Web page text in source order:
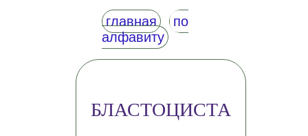
главная
по
алфавиту
БЛАСТОЦИСТА